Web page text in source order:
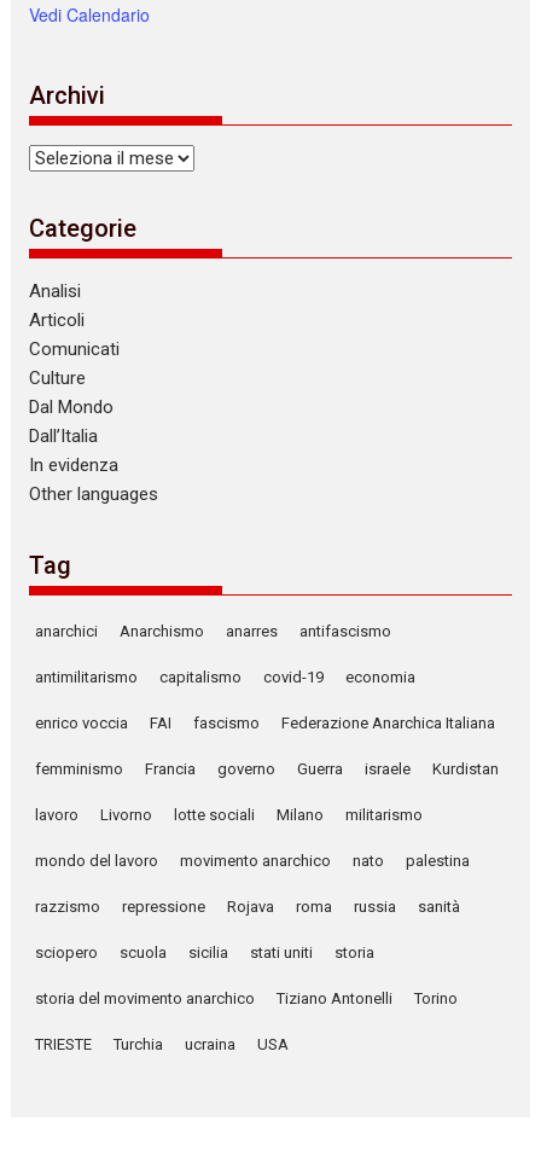
Vedi Calendario
Archivi
Archivi
Categorie
Analisi
Articoli
Comunicati
Culture
Dal Mondo
Dall’Italia
In evidenza
Other languages
Tag
anarchici Anarchismo anarres antifascismo
antimilitarismo capitalismo covid-19 economia
enrico voccia FAI fascismo Federazione Anarchica Italiana
femminismo Francia governo Guerra israele Kurdistan
lavoro Livorno lotte sociali Milano militarismo
mondo del lavoro movimento anarchico nato palestina
razzismo repressione Rojava roma russia sanità
sciopero scuola sicilia stati uniti storia
storia del movimento anarchico Tiziano Antonelli Torino
TRIESTE Turchia ucraina USA